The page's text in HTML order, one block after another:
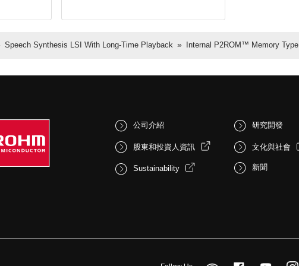
Speech Synthesis LSI With Long-Time Playback Internal P2ROM™ Memory Type
公司介紹
股東和投資人資訊
Sustainability
研究開發
文化與社會
新聞